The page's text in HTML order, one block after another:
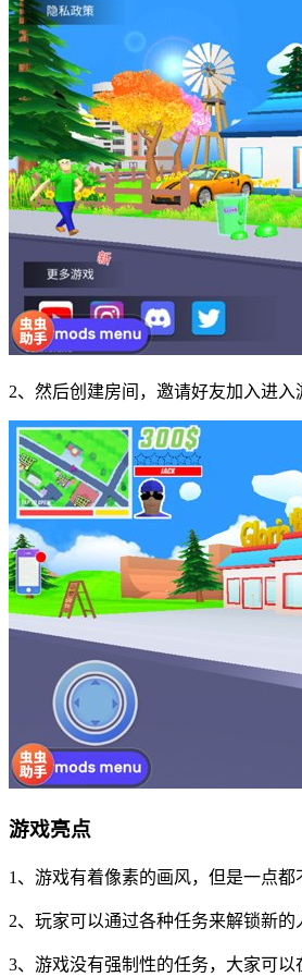
2、然后创建房间，邀请好友加入进入
游戏亮点
1、游戏有着像素的画风，但是一点
2、玩家可以通过各种任务来解锁新
3、游戏没有强制性的任务，大家可以